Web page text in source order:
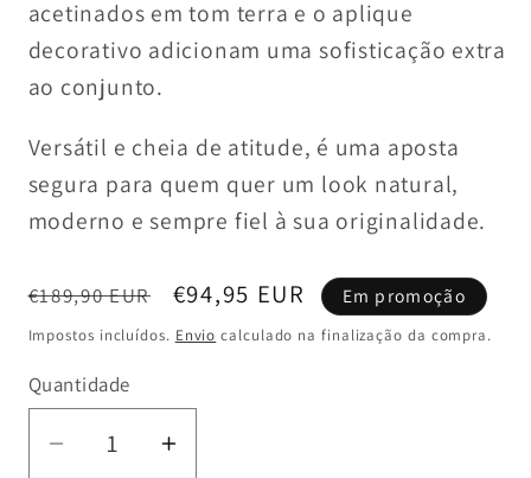
acetinados em tom terra e o aplique
decorativo adicionam uma sofisticação extra
ao conjunto.
Versátil e cheia de atitude, é uma aposta
segura para quem quer um look natural,
moderno e sempre fiel à sua originalidade.
Preço
normal
€189,90 EUR
Preço
de
€94,95 EUR Em promoção
Impostos incluídos. Envio calculado na finalização da compra.
Quantidade
Diminuir
Aumentar